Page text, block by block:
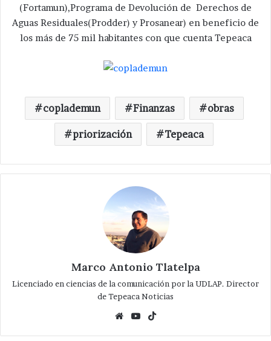
(Fortamun),Programa de Devolución de Derechos de
Aguas Residuales(Prodder) y Prosanear) en beneficio de
los más de 75 mil habitantes con que cuenta Tepeaca
coplademun Finanzas obras
priorización Tepeaca
Marco Antonio Tlatelpa
Licenciado en ciencias de la comunicación por la UDLAP. Director
de Tepeaca Noticias
WebsiteYouTube